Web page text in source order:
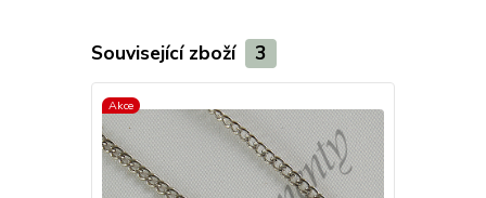
Související zboží 3
Akce